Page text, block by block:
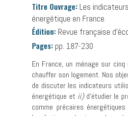
Titre Ouvrage: Les
énergétique en France
Édition: Revue française
Pages: pp. 187-230
En France, un ménage sur
chauffer son logement. Nos
de discuter les indicateurs
énergétique et ii)d’étudier le
comme précaires